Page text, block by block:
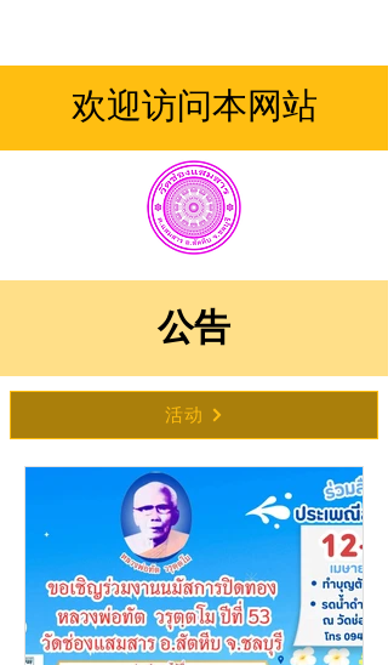
欢迎访问本网站
公告
活动